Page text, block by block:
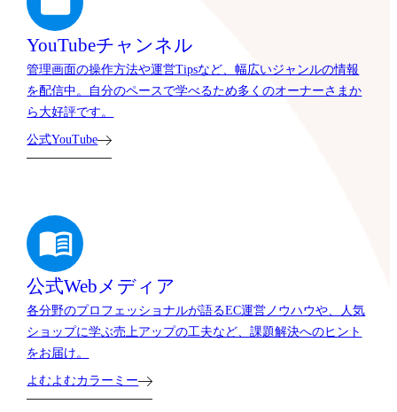
YouTubeチャンネル
管理画面の操作方法や運営Tipsなど、幅広いジャンルの情報
を配信中。自分のペースで学べるため多くのオーナーさまか
ら大好評です。
公式YouTube
公式Webメディア
各分野のプロフェッショナルが語るEC運営ノウハウや、人気
ショップに学ぶ売上アップの工夫など、課題解決へのヒント
をお届け。
よむよむカラーミー